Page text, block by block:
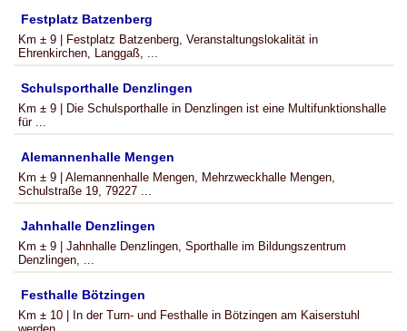
Festplatz Batzenberg
Km ± 9 | Festplatz Batzenberg, Veranstaltungslokalität in
Ehrenkirchen, Langgaß, ...
Schulsporthalle Denzlingen
Km ± 9 | Die Schulsporthalle in Denzlingen ist eine Multifunktionshalle
für ...
Alemannenhalle Mengen
Km ± 9 | Alemannenhalle Mengen, Mehrzweckhalle Mengen,
Schulstraße 19, 79227 ...
Jahnhalle Denzlingen
Km ± 9 | Jahnhalle Denzlingen, Sporthalle im Bildungszentrum
Denzlingen, ...
Festhalle Bötzingen
Km ± 10 | In der Turn- und Festhalle in Bötzingen am Kaiserstuhl